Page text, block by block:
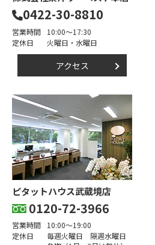
0422-30-8810
営業時間
10:00～17:30
定休日
火曜日・水曜日
アクセス
ピタットハウス武蔵境店
0120-72-3966
営業時間
10:00～19:00
定休日
毎週火曜日 隔週水曜日